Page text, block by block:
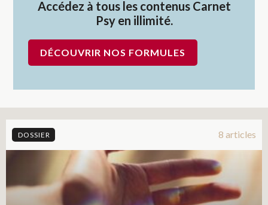
Accédez à tous les contenus Carnet
Psy en illimité.
DÉCOUVRIR NOS FORMULES
DOSSIER 8 articles